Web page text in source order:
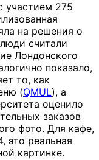
участием 275
на решения о
считали
Лондонского
показало,
то, как
(QMUL), а
оценило
заказов
фото. Для кафе,
это реальная
картинке.